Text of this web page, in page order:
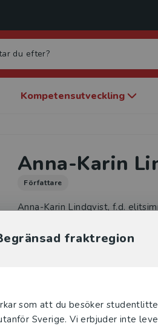
fraktregion
som att du besöker
Sverige. Vi erbjuder inte
Kompetensutveckling
Anna-Karin
Författare
Anna-Karin Lindqvist, f.d.
simlandslaget och det
Luleå tekniska universitet och